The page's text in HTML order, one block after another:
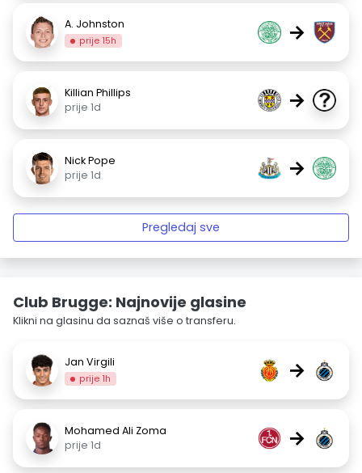
A. Johnston
prije 15h →
Killian Phillips
prije 1d
→
Nick Pope
prije 1d
→
Pregledaj sve
Club Brugge: Najnovije glasine
Klikni na glasinu da saznaš više o transferu.
Jan Virgili
prije 1h →
Mohamed Ali Zoma
prije 1d
→